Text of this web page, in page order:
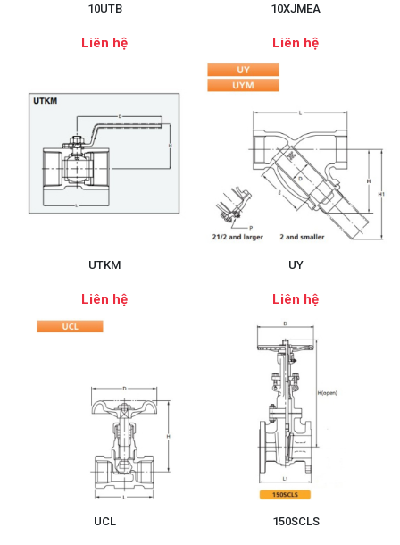
10UTB
Liên hệ
10XJMEA
Liên hệ
UTKM
Liên hệ
UY
Liên hệ
UCL 150SCLS